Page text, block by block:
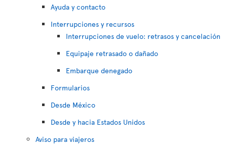
Ayuda y contacto
Interrupciones y recursos
Interrupciones de vuelo: retrasos y cancelación
Equipaje retrasado o dañado
Embarque denegado
Formularios
Desde México
Desde y hacia Estados Unidos
Aviso para viajeros